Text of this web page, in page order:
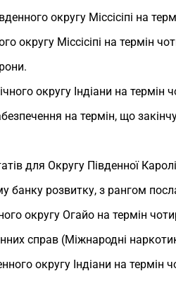
округу Міссісіпі на
округу Міссісіпі на термін
округу Індіани на термін
на термін, що
для Округу Південної
банку розвитку, з рангом
округу Огайо на термін
справ (Міжнародні
округу Індіани на термін